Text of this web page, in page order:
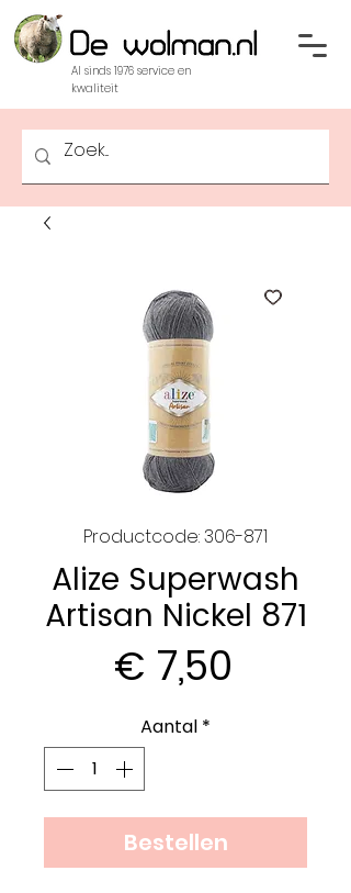
Al sinds 1976 service en
kwaliteit
Productcode: 306-871
Alize Superwash
Artisan Nickel 871
€ 7,50
Aantal *
Bestellen